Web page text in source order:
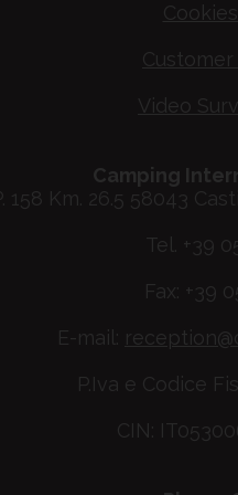
Video
Camping
158 Km. 26.5 58043
Tel. +39
Fax: +39
E-mail:
P.Iva e Codice
CIN: